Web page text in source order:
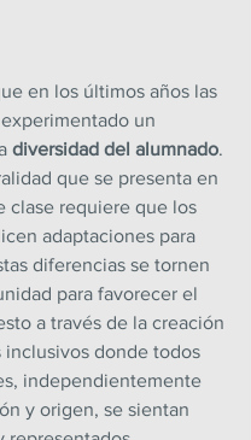
en los últimos años las
un
diversidad del alumnado.
que se presenta en
clase requiere que los
adaptaciones para
diferencias se tornen
para favorecer el
a través de la creación
inclusivos donde todos
independientemente
y origen, se sientan